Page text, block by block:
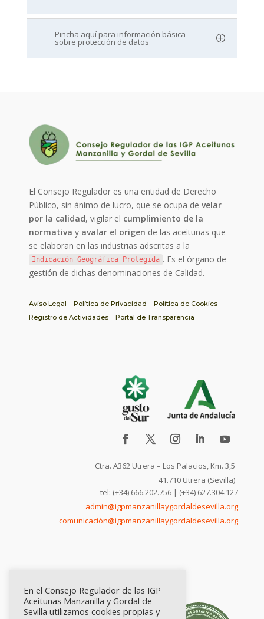
Pincha aquí para información básica
sobre protección de datos
El Consejo Regulador es una entidad de Derecho
Público, sin ánimo de lucro, que se ocupa develar
por la calidad, vigilar el cumplimiento de la
normativa y avalar el origen de las aceitunas que
se elaboran en las industrias adscritas a la
Indicación Geográfica Protegida . Es el órgano de
gestión de dichas denominaciones de Calidad.
Aviso Legal Política de Privacidad
Política de Cookies
Registro de Actividades
Portal de Transparencia
Ctra. A362 Utrera – Los Palacios, Km. 3,5
41.710 Utrera (Sevilla)
tel: (+34) 666.202.756 | (+34) 627.304.127
admin@igpmanzanillaygordaldesevilla.org
comunicación@igpmanzanillaygordaldesevilla.org
En el Consejo Regulador de las IGP
Aceitunas Manzanilla y Gordal de
Sevilla utilizamos cookies propias y